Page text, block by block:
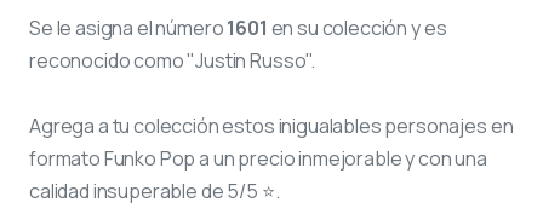
Se le asigna el número1601 en su colección y es
reconocido como "Justin Russo".
Agrega a tu colección estos inigualables personajes en
formato Funko Pop a un precio inmejorable y con una
calidad insuperable de 5/5 ⭐.